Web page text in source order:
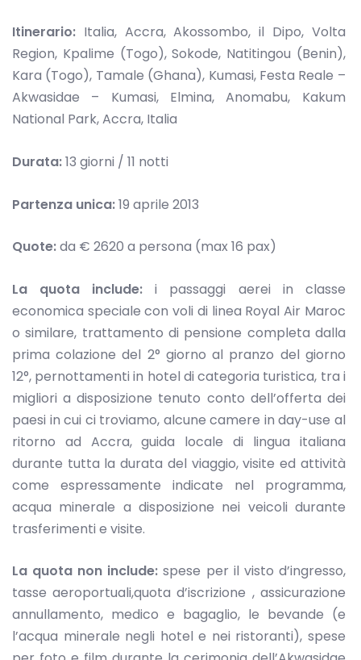
Itinerario: Italia, Accra, Akossombo, il Dipo, Volta
Region, Kpalime (Togo), Sokode, Natitingou (Benin),
Kara (Togo), Tamale (Ghana), Kumasi, Festa Reale –
Akwasidae – Kumasi, Elmina, Anomabu, Kakum
National Park, Accra, Italia
Durata:13 giorni / 11 notti
Partenza unica:19 aprile 2013
Quote:da € 2620 a persona (max 16 pax)
La quota include:i passaggi aerei in classe
economica speciale con voli di linea Royal Air Maroc
o similare, trattamento di pensione completa dalla
prima colazione del 2° giorno al pranzo del giorno
12°, pernottamenti in hotel di categoria turistica, tra i
migliori a disposizione tenuto conto dell’offerta dei
paesi in cui ci troviamo, alcune camere in day-use al
ritorno ad Accra, guida locale di lingua italiana
durante tutta la durata del viaggio, visite ed attività
come espressamente indicate nel programma,
acqua minerale a disposizione nei veicoli durante
trasferimenti e visite.
La quota non include:spese per il visto d’ingresso,
tasse aeroportuali,quota d’iscrizione , assicurazione
annullamento, medico e bagaglio, le bevande (e
l’acqua minerale negli hotel e nei ristoranti), spese